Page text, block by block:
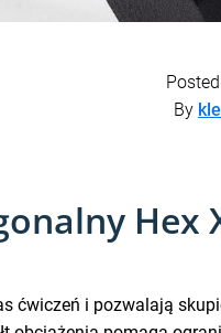
By
Hex
ćwiczeń i pozwalają